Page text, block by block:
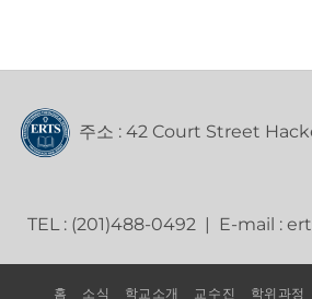
주소 : 42 Court Street
TEL : (201)488-0492 | E-mail :
홈 소식 학교소개 교수진 학위과정